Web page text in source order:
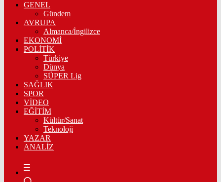
GENEL
Gündem
AVRUPA
Almanca/İngilizce
EKONOMİ
POLİTİK
Türkiye
Dünya
SÜPER Lig
SAĞLIK
SPOR
VİDEO
EĞİTİM
Kültür/Sanat
Teknoloji
YAZAR
ANALİZ